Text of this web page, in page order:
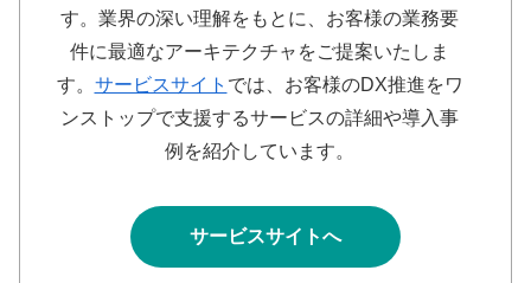
す。業界の深い理解をもとに、お客様の業務要
件に最適なアーキテクチャをご提案いたしま
す。 サービスサイト では、お客様のDX推進をワ
ンストップで支援するサービスの詳細や導入事
例を紹介しています。
サービスサイトへ